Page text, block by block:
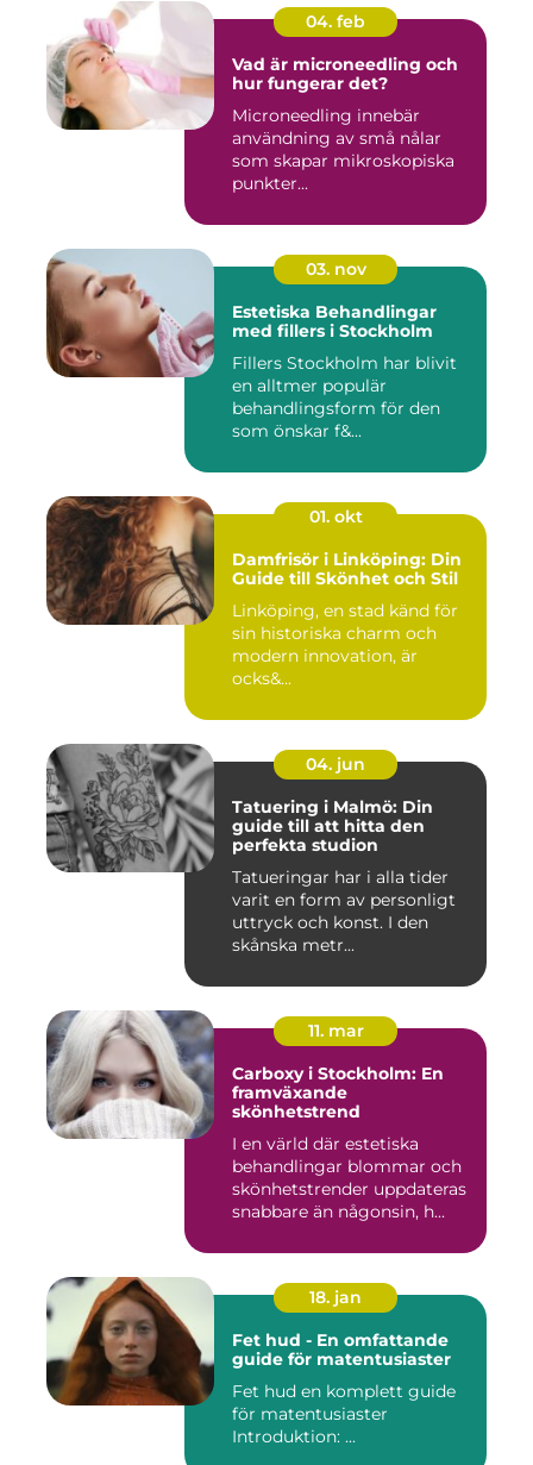
04. feb
Vad är microneedling och
hur fungerar det?
Microneedling innebär
användning av små nålar
som skapar mikroskopiska
punkter...
03. nov
Estetiska Behandlingar
med fillers i Stockholm
Fillers Stockholm har blivit
en alltmer populär
behandlingsform för den
som önskar f&...
01. okt
Damfrisör i Linköping: Din
Guide till Skönhet och Stil
Linköping, en stad känd för
sin historiska charm och
modern innovation, är
ocks&...
04. jun
Tatuering i Malmö: Din
guide till att hitta den
perfekta studion
Tatueringar har i alla tider
varit en form av personligt
uttryck och konst. I den
skånska metr...
11. mar
Carboxy i Stockholm: En
framväxande
skönhetstrend
I en värld där estetiska
behandlingar blommar och
skönhetstrender uppdateras
snabbare än någonsin, h...
18. jan
Fet hud - En omfattande
guide för matentusiaster
Fet hud en komplett guide
för matentusiaster
Introduktion: ...